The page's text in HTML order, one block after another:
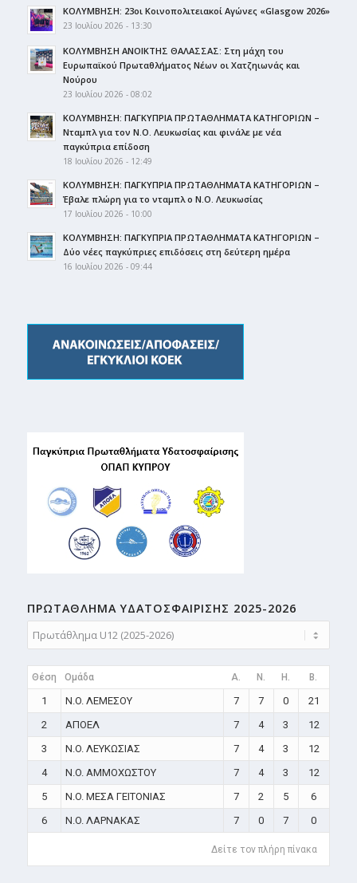
ΚΟΛΥΜΒΗΣΗ: 23οι Κοινοπολιτειακοί Αγώνες «Glasgow 2026»
23 Ιουλίου 2026 - 13:30
ΚΟΛΥΜΒΗΣΗ ΑΝΟΙΚΤΗΣ ΘΑΛΑΣΣΑΣ: Στη μάχη του
Ευρωπαϊκού Πρωταθλήματος Νέων οι Χατζηιωνάς και
Νούρου
23 Ιουλίου 2026 - 08:02
ΚΟΛΥΜΒΗΣΗ: ΠΑΓΚΥΠΡΙΑ ΠΡΩΤΑΘΛΗΜΑΤΑ ΚΑΤΗΓΟΡΙΩΝ –
Νταμπλ για τον Ν.Ο. Λευκωσίας και φινάλε με νέα
παγκύπρια επίδοση
18 Ιουλίου 2026 - 12:49
ΚΟΛΥΜΒΗΣΗ: ΠΑΓΚΥΠΡΙΑ ΠΡΩΤΑΘΛΗΜΑΤΑ ΚΑΤΗΓΟΡΙΩΝ –
Έβαλε πλώρη για το νταμπλ ο Ν.Ο. Λευκωσίας
17 Ιουλίου 2026 - 10:00
ΚΟΛΥΜΒΗΣΗ: ΠΑΓΚΥΠΡΙΑ ΠΡΩΤΑΘΛΗΜΑΤΑ ΚΑΤΗΓΟΡΙΩΝ –
Δύο νέες παγκύπριες επιδόσεις στη δεύτερη ημέρα
16 Ιουλίου 2026 - 09:44
ΠΡΩΤΑΘΛΗMA ΥΔΑΤΟΣΦΑΙΡΙΣΗΣ 2025-2026
Θέση Ομάδα A. N. H. B.
1 N.O. ΛΕΜΕΣΟΥ 7 7 0
21
2
ΑΠΟΕΛ 7 4 3
12
3
N.O. ΛΕΥΚΩΣΙΑΣ 7 4 3
12
4
N.O. ΑΜΜΟΧΩΣΤΟΥ 7 4 3
12
5
N.O. ΜΕΣΑ ΓΕΙΤΟΝΙΑΣ 7 2 5
6
6
N.O. ΛΑΡΝΑΚΑΣ 7 0 7 0
Δείτε τον πλήρη πίνακα